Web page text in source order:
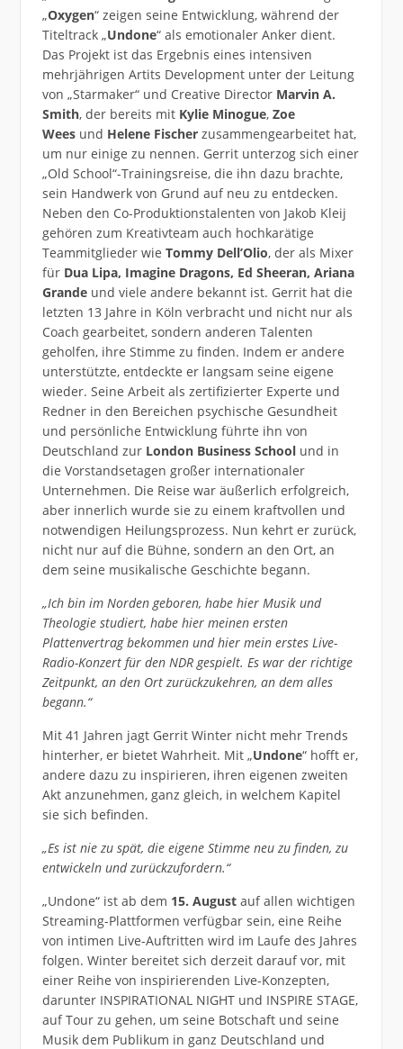
„Oxygen“ zeigen seine Entwicklung, während der
Titeltrack „Undone“ als emotionaler Anker dient.
Das Projekt ist das Ergebnis eines intensiven
mehrjährigen Artits Development unter der Leitung
von „Starmaker“ und Creative Director Marvin A.
Smith, der bereits mit Kylie Minogue, Zoe
Weesund Helene Fischerzusammengearbeitet hat,
um nur einige zu nennen. Gerrit unterzog sich einer
„Old School“-Trainingsreise, die ihn dazu brachte,
sein Handwerk von Grund auf neu zu entdecken.
Neben den Co-Produktionstalenten von Jakob Kleij
gehören zum Kreativteam auch hochkarätige
Teammitglieder wie Tommy Dell’Olio, der als Mixer
für Dua Lipa, Imagine Dragons, Ed Sheeran, Ariana
Grandeund viele andere bekannt ist. Gerrit hat die
letzten 13 Jahre in Köln verbracht und nicht nur als
Coach gearbeitet, sondern anderen Talenten
geholfen, ihre Stimme zu finden. Indem er andere
unterstützte, entdeckte er langsam seine eigene
wieder. Seine Arbeit als zertifizierter Experte und
Redner in den Bereichen psychische Gesundheit
und persönliche Entwicklung führte ihn von
Deutschland zur London Business Schoolund in
die Vorstandsetagen großer internationaler
Unternehmen. Die Reise war äußerlich erfolgreich,
aber innerlich wurde sie zu einem kraftvollen und
notwendigen Heilungsprozess. Nun kehrt er zurück,
nicht nur auf die Bühne, sondern an den Ort, an
dem seine musikalische Geschichte begann.
„Ich bin im Norden geboren, habe hier Musik und
Theologie studiert, habe hier meinen ersten
Plattenvertrag bekommen und hier mein erstes Live-
Radio-Konzert für den NDR gespielt. Es war der richtige
Zeitpunkt, an den Ort zurückzukehren, an dem alles
begann.“
Mit 41 Jahren jagt Gerrit Winter nicht mehr Trends
hinterher, er bietet Wahrheit. Mit „Undone“ hofft er,
andere dazu zu inspirieren, ihren eigenen zweiten
Akt anzunehmen, ganz gleich, in welchem Kapitel
sie sich befinden.
„Es ist nie zu spät, die eigene Stimme neu zu finden, zu
entwickeln und zurückzufordern.“
„Undone“ ist ab dem 15. Augustauf allen wichtigen
Streaming-Plattformen verfügbar sein, eine Reihe
von intimen Live-Auftritten wird im Laufe des Jahres
folgen. Winter bereitet sich derzeit darauf vor, mit
einer Reihe von inspirierenden Live-Konzepten,
darunter INSPIRATIONAL NIGHT und INSPIRE STAGE,
auf Tour zu gehen, um seine Botschaft und seine
Musik dem Publikum in ganz Deutschland und